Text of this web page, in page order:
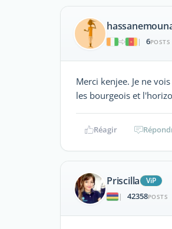
|
6POSTS
Merci kenjee. Je ne
les bourgeois et
Réagir
Priscilla
ViP
|
42358POSTS